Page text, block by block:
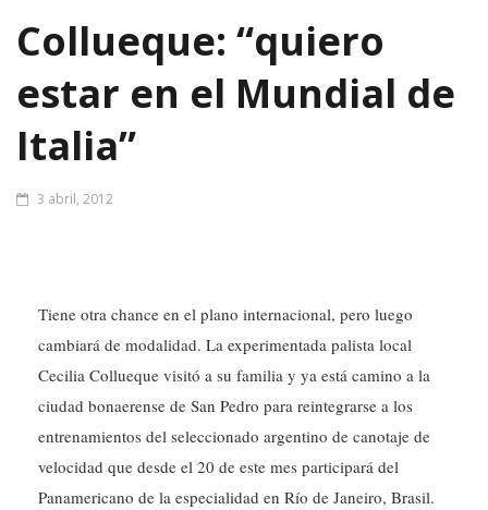
Collueque: “quiero
estar en el Mundial de
Italia”
3 abril, 2012
Tiene otra chance en el plano internacional, pero luego
cambiará de modalidad. La experimentada palista local
Cecilia Collueque visitó a su familia y ya está camino a la
ciudad bonaerense de San Pedro para reintegrarse a los
entrenamientos del seleccionado argentino de canotaje de
velocidad que desde el 20 de este mes participará del
Panamericano de la especialidad en Río de Janeiro, Brasil.